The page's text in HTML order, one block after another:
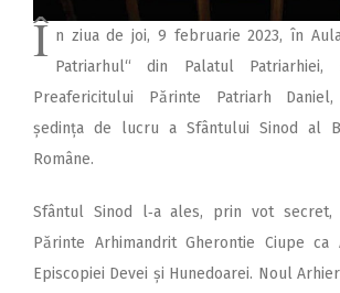
Î n ziua de joi, 9 februarie 2023, în
Patriarhul“ din Palatul Patriarhiei,
Preafericitului Părinte Patriarh
ședința de lucru a Sfântului Sinod al
Române.
Sfântul Sinod l‑a ales, prin vot secret,
Părinte Arhimandrit Gherontie Ciupe ca
Episcopiei Devei și Hunedoarei. Noul